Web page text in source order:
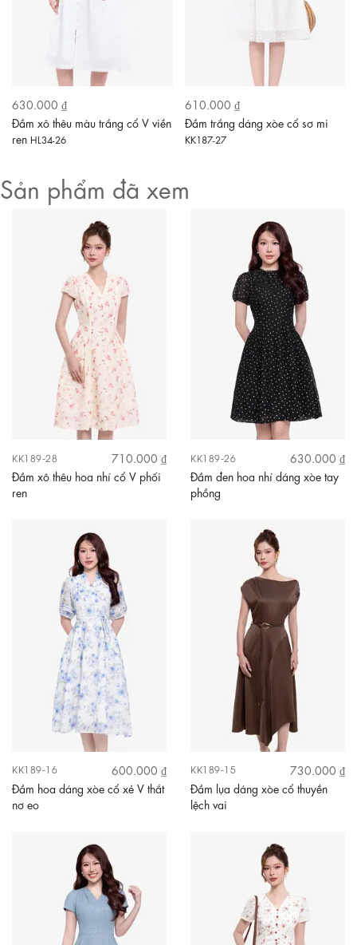
630.000 ₫
Đầm xô thêu màu trắng cổ V viền
ren HL34-26
610.000 ₫
Đầm trắng dáng xòe cổ sơ mi
KK187-27
Sản phẩm đã xem
KK189-28
710.000 ₫
Đầm xô thêu hoa nhí cổ V phối
ren
KK189-26
630.000 ₫
Đầm đen hoa nhí dáng xòe tay
phồng
KK189-16
600.000 ₫
Đầm hoa dáng xòe cổ xẻ V thắt
nơ eo
KK189-15
730.000 ₫
Đầm lụa dáng xòe cổ thuyền
lệch vai